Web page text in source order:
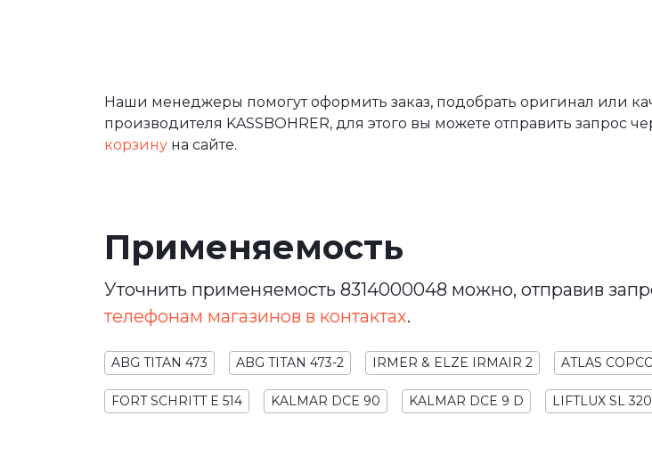
Наши менеджеры помогут оформить заказ, подобрать оригинал или
производителя KASSBOHRER, для этого вы можете отправить запрос
корзину на сайте.
Применяемость
Уточнить применяемость 8314000048 можно, отправив
телефонам магазинов в контактах.
ABG TITAN 473 ABG TITAN 473-2 IRMER & ELZE IRMAIR 2 ATLAS
FORT SCHRITT E 514 KALMAR DCE 90 KALMAR DCE 9 D LIFTLUX SL